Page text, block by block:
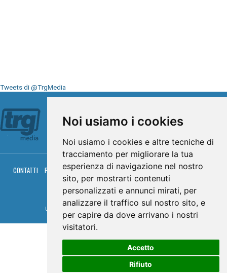
Noi usiamo i cookies
Noi usiamo i cookies e altre tecniche di
tracciamento per migliorare la tua
esperienza di navigazione nel nostro
sito, per mostrarti contenuti
personalizzati e annunci mirati, per
analizzare il traffico sul nostro sito, e
per capire da dove arrivano i nostri
visitatori.
Accetto
Rifiuto
Tweets di @TrgMedia
CONTATTI PRIVACY COOKIES PALINSESTO DIRETTA TV
DIRETTA RADIO
RGM HITRADIO
© TRG Media 2005-2026
Umbria Televisioni s.r.l. - P.I.00496230541 - - Powered by